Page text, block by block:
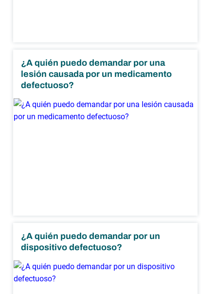
¿A quién puedo demandar por una
lesión causada por un medicamento
defectuoso?
¿A quién puedo demandar por un
dispositivo defectuoso?